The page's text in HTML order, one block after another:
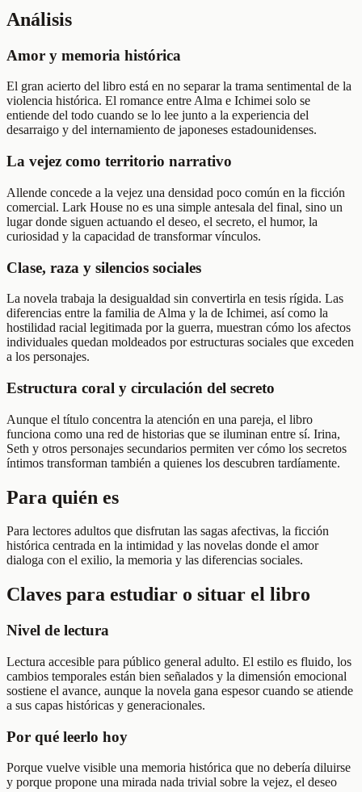
Análisis
Amor y memoria histórica
El gran acierto del libro está en no separar la trama sentimental de la
violencia histórica. El romance entre Alma e Ichimei solo se
entiende del todo cuando se lo lee junto a la experiencia del
desarraigo y del internamiento de japoneses estadounidenses.
La vejez como territorio narrativo
Allende concede a la vejez una densidad poco común en la ficción
comercial. Lark House no es una simple antesala del final, sino un
lugar donde siguen actuando el deseo, el secreto, el humor, la
curiosidad y la capacidad de transformar vínculos.
Clase, raza y silencios sociales
La novela trabaja la desigualdad sin convertirla en tesis rígida. Las
diferencias entre la familia de Alma y la de Ichimei, así como la
hostilidad racial legitimada por la guerra, muestran cómo los afectos
individuales quedan moldeados por estructuras sociales que exceden
a los personajes.
Estructura coral y circulación del secreto
Aunque el título concentra la atención en una pareja, el libro
funciona como una red de historias que se iluminan entre sí. Irina,
Seth y otros personajes secundarios permiten ver cómo los secretos
íntimos transforman también a quienes los descubren tardíamente.
Para quién es
Para lectores adultos que disfrutan las sagas afectivas, la ficción
histórica centrada en la intimidad y las novelas donde el amor
dialoga con el exilio, la memoria y las diferencias sociales.
Claves para estudiar o situar el libro
Nivel de lectura
Lectura accesible para público general adulto. El estilo es fluido, los
cambios temporales están bien señalados y la dimensión emocional
sostiene el avance, aunque la novela gana espesor cuando se atiende
a sus capas históricas y generacionales.
Por qué leerlo hoy
Porque vuelve visible una memoria histórica que no debería diluirse
y porque propone una mirada nada trivial sobre la vejez, el deseo